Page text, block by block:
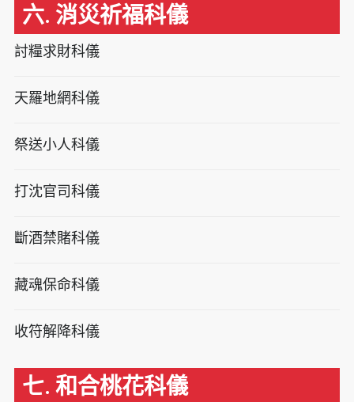
六. 消災祈福科儀
討糧求財科儀
天羅地網科儀
祭送小人科儀
打沈官司科儀
斷酒禁賭科儀
藏魂保命科儀
收符解降科儀
七. 和合桃花科儀